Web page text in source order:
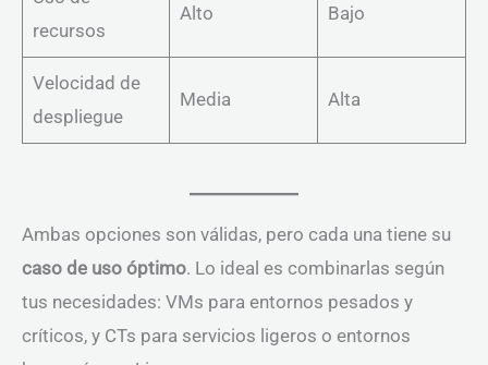
recursos
Alto Bajo
Velocidad de
despliegue
Media Alta
Ambas opciones son válidas, pero cada una tiene su
caso de uso óptimo. Lo ideal es combinarlas según
tus necesidades: VMs para entornos pesados y
críticos, y CTs para servicios ligeros o entornos